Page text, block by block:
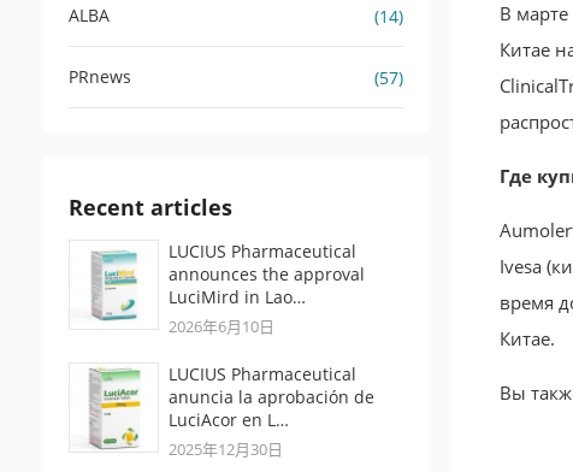
В
Китае
Где
Ivesa
время
Китае.
Вы
ALBA (14)
PRnews (57)
Recent articles
LUCIUS Pharmaceutical
announces the approval
LuciMird in Lao…
2026年6月10日
LUCIUS Pharmaceutical
anuncia la aprobación de
LuciAcor en L…
2025年12月30日